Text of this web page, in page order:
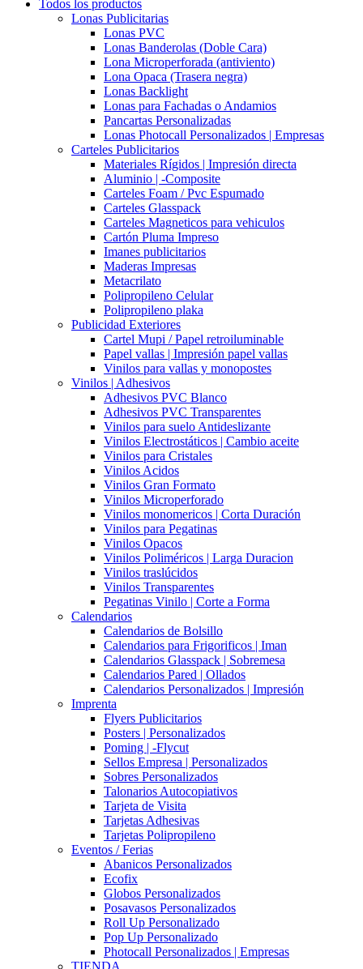
Todos los productos
Lonas Publicitarias
Lonas PVC
Lonas Banderolas (Doble Cara)
Lona Microperforada (antiviento)
Lona Opaca (Trasera negra)
Lonas Backlight
Lonas para Fachadas o Andamios
Pancartas Personalizadas
Lonas Photocall Personalizados | Empresas
Carteles Publicitarios
Materiales Rígidos | Impresión directa
Aluminio | -Composite
Carteles Foam / Pvc Espumado
Carteles Glasspack
Carteles Magneticos para vehiculos
Cartón Pluma Impreso
Imanes publicitarios
Maderas Impresas
Metacrilato
Polipropileno Celular
Polipropileno plaka
Publicidad Exteriores
Cartel Mupi / Papel retroiluminable
Papel vallas | Impresión papel vallas
Vinilos para vallas y monopostes
Vinilos | Adhesivos
Adhesivos PVC Blanco
Adhesivos PVC Transparentes
Vinilos para suelo Antideslizante
Vinilos Electrostáticos | Cambio aceite
Vinilos para Cristales
Vinilos Acidos
Vinilos Gran Formato
Vinilos Microperforado
Vinilos monomericos | Corta Duración
Vinilos para Pegatinas
Vinilos Opacos
Vinilos Poliméricos | Larga Duracion
Vinilos traslúcidos
Vinilos Transparentes
Pegatinas Vinilo | Corte a Forma
Calendarios
Calendarios de Bolsillo
Calendarios para Frigorificos | Iman
Calendarios Glasspack | Sobremesa
Calendarios Pared | Ollados
Calendarios Personalizados | Impresión
Imprenta
Flyers Publicitarios
Posters | Personalizados
Poming | -Flycut
Sellos Empresa | Personalizados
Sobres Personalizados
Talonarios Autocopiativos
Tarjeta de Visita
Tarjetas Adhesivas
Tarjetas Polipropileno
Eventos / Ferias
Abanicos Personalizados
Ecofix
Globos Personalizados
Posavasos Personalizados
Roll Up Personalizado
Pop Up Personalizado
Photocall Personalizados | Empresas
TIENDA